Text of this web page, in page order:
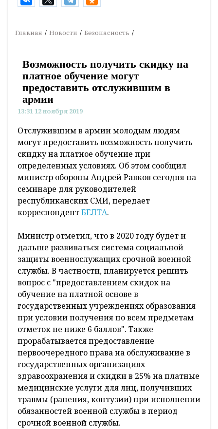
Главная Новости Безопасность
Возможность получить скидку на
платное обучение могут
предоставить отслужившим в
армии
13:31 12 ноября 2019
Отслужившим в армии молодым людям
могут предоставить возможность получить
скидку на платное обучение при
определенных условиях. Об этом сообщил
министр обороны Андрей Равков сегодня на
семинаре для руководителей
республиканских СМИ, передает
корреспондентБЕЛТА.
Министр отметил, что в 2020 году будет и
дальше развиваться система социальной
защиты военнослужащих срочной военной
службы. В частности, планируется решить
вопрос с "предоставлением скидок на
обучение на платной основе в
государственных учреждениях образования
при условии получения по всем предметам
отметок не ниже 6 баллов". Также
прорабатывается предоставление
первоочередного права на обслуживание в
государственных организациях
здравоохранения и скидки в 25% на платные
медицинские услуги для лиц, получивших
травмы (ранения, контузии) при исполнении
обязанностей военной службы в период
срочной военной службы.